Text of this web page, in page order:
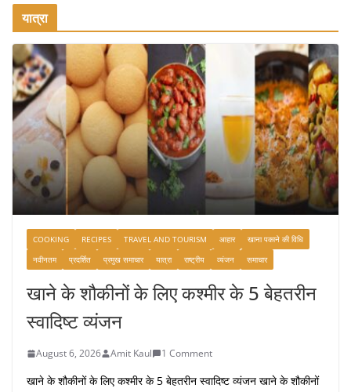
यात्रा
COOKING RECIPES TRAVEL AND TOURISM आहार
खाना पकाने की विधि
नवीनतम
प्रदर्शित प्रमुख समाचार यात्रा राष्ट्रीय व्यंजन समाचार
खाने के शौकीनों के लिए कश्मीर के 5 बेहतरीन
स्वादिष्ट व्यंजन
August 6, 2026 Amit Kaul 1 Comment
खाने के शौकीनों के लिए कश्मीर के 5 बेहतरीन स्वादिष्ट व्यंजन खाने के शौकीनों